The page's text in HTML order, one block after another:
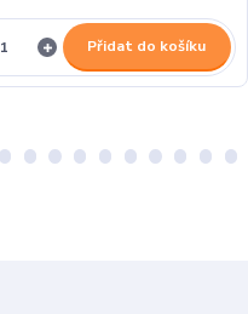
Přidat do košíku